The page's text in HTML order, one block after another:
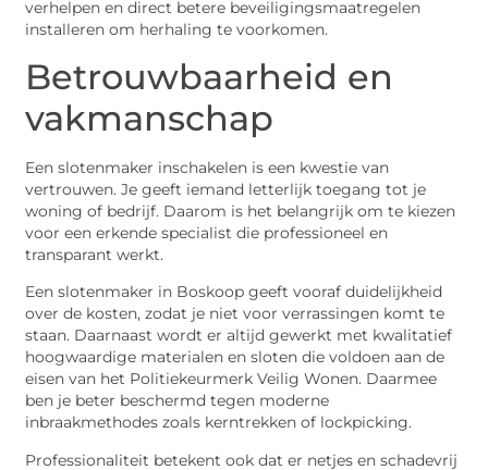
verhelpen en direct betere beveiligingsmaatregelen
installeren om herhaling te voorkomen.
Betrouwbaarheid en
vakmanschap
Een slotenmaker inschakelen is een kwestie van
vertrouwen. Je geeft iemand letterlijk toegang tot je
woning of bedrijf. Daarom is het belangrijk om te kiezen
voor een erkende specialist die professioneel en
transparant werkt.
Een slotenmaker in Boskoop geeft vooraf duidelijkheid
over de kosten, zodat je niet voor verrassingen komt te
staan. Daarnaast wordt er altijd gewerkt met kwalitatief
hoogwaardige materialen en sloten die voldoen aan de
eisen van het Politiekeurmerk Veilig Wonen. Daarmee
ben je beter beschermd tegen moderne
inbraakmethodes zoals kerntrekken of lockpicking.
Professionaliteit betekent ook dat er netjes en schadevrij